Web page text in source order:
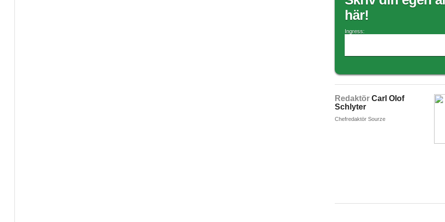
här!
Ingress:
Redaktör Carl Olof
Schlyter
Chefredaktör Sourze